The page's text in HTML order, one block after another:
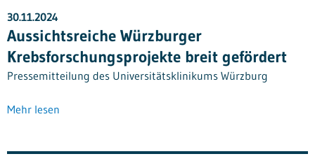
30.11.2024
Aussichtsreiche Würzburger
Krebsforschungsprojekte breit gefördert
Pressemitteilung des Universitätsklinikums Würzburg
Mehr lesen